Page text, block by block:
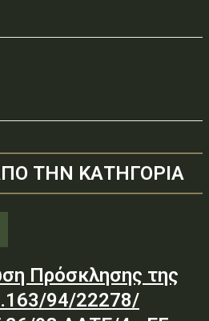
ΤΗΝ ΚΑΤΗΓΟΡΙΑ
Πρόσκλησης της
94/22278/